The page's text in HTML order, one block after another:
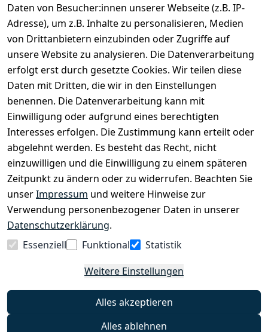
Daten von Besucher:innen unserer Webseite (z.B. IP-
Adresse), um z.B. Inhalte zu personalisieren, Medien
von Drittanbietern einzubinden oder Zugriffe auf
unsere Website zu analysieren. Die Datenverarbeitung
erfolgt erst durch gesetzte Cookies. Wir teilen diese
Daten mit Dritten, die wir in den Einstellungen
benennen. Die Datenverarbeitung kann mit
Einwilligung oder aufgrund eines berechtigten
Interesses erfolgen. Die Zustimmung kann erteilt oder
abgelehnt werden. Es besteht das Recht, nicht
einzuwilligen und die Einwilligung zu einem späteren
Zeitpunkt zu ändern oder zu widerrufen. Beachten Sie
unserImpressum und weitere Hinweise zur
Verwendung personenbezogener Daten in unserer
Datenschutzerklärung.
Essenziell
Funktional
Statistik
Weitere Einstellungen
Alles akzeptieren
Alles ablehnen
Bei uns findest Du das richtige Fahrgefühl. Auf über
2.400 m² bieten wir Dir die beste Beratung zu
Kinderfahrrädern über E-MTBs bis hin zu
Lastenfahrrädern und Elektrorollern.
EINKAUFEN
› Fahrrad Aachen
› Zahlungs- und Versandbedingungen
INFORMATIONEN
› Batteriehinweis
› Widerrufsrecht
Impressum